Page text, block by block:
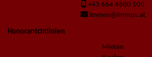
+43 664 4600 100
immos@immos.at
Honorarrichtlinien
Mieten